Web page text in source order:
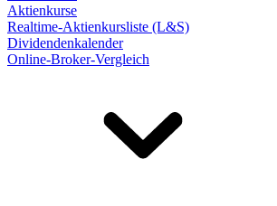
Aktienkurse
Realtime-Aktienkursliste (L&S)
Dividendenkalender
Online-Broker-Vergleich